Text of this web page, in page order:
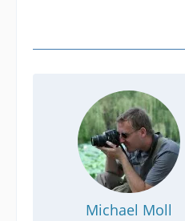
Michael Moll